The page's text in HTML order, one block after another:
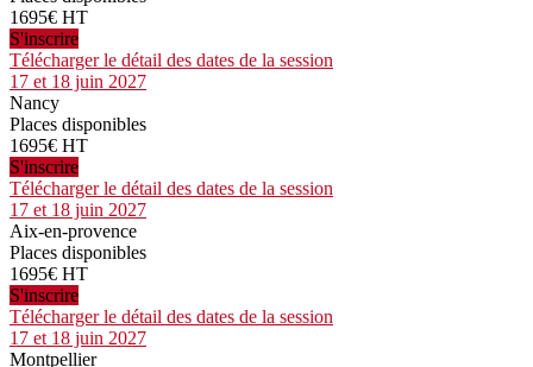
1695€ HT
S'inscrire
Télécharger le détail des dates de la session
17 et 18 juin 2027
Nancy
Places disponibles
1695€ HT
S'inscrire
Télécharger le détail des dates de la session
17 et 18 juin 2027
Aix-en-provence
Places disponibles
1695€ HT
S'inscrire
Télécharger le détail des dates de la session
17 et 18 juin 2027
Montpellier